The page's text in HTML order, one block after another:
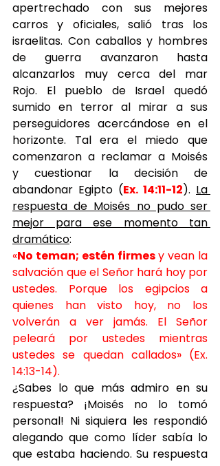
apertrechado con sus mejores
carros y oficiales, salió tras los
israelitas. Con caballos y hombres
de guerra avanzaron hasta
alcanzarlos muy cerca del mar
Rojo. El pueblo de Israel quedó
sumido en terror al mirar a sus
perseguidores acercándose en el
horizonte. Tal era el miedo que
comenzaron a reclamar a Moisés
y cuestionar la decisión de
abandonar Egipto (Ex. 14:11-12). La
respuesta de Moisés no pudo ser
mejor para ese momento tan
dramático:
«No teman; estén firmes y vean la
salvación que el Señor hará hoy por
ustedes. Porque los egipcios a
quienes han visto hoy, no los
volverán a ver jamás. El Señor
peleará por ustedes mientras
ustedes se quedan callados» (Ex.
14:13-14).
¿Sabes lo que más admiro en su
respuesta? ¡Moisés no lo tomó
personal! Ni siquiera les respondió
alegando que como líder sabía lo
que estaba haciendo. Su respuesta